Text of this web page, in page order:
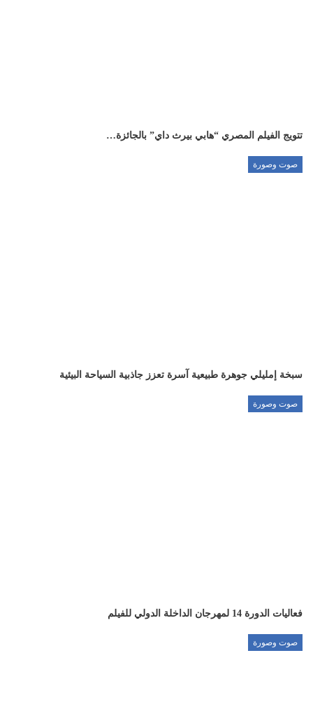
تتويج الفيلم المصري “هابي بيرث داي” بالجائزة…
صوت وصورة
سبخة إمليلي جوهرة طبيعية آسرة تعزز جاذبية السياحة البيئية
صوت وصورة
فعاليات الدورة 14 لمهرجان الداخلة الدولي للفيلم
صوت وصورة